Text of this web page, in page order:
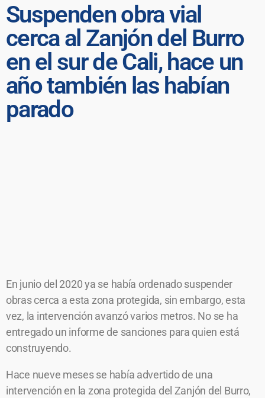
Suspenden obra vial
cerca al Zanjón del Burro
en el sur de Cali, hace un
año también las habían
parado
En junio del 2020 ya se había ordenado suspender
obras cerca a esta zona protegida, sin embargo, esta
vez, la intervención avanzó varios metros. No se ha
entregado un informe de sanciones para quien está
construyendo.
Hace nueve meses se había advertido de una
intervención en la zona protegida del Zanjón del Burro,